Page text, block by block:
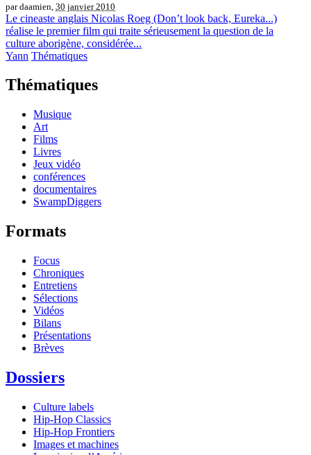
par daamien, 30 janvier 2010
Le cineaste anglais Nicolas Roeg (Don’t look back, Eureka...)
réalise le premier film qui traite sérieusement la question de la
culture aborigène, considérée...
Yann Thématiques
Thématiques
Musique
Art
Films
Livres
Jeux vidéo
conférences
documentaires
SwampDiggers
Formats
Focus
Chroniques
Entretiens
Sélections
Vidéos
Bilans
Présentations
Brèves
Dossiers
Culture labels
Hip-Hop Classics
Hip-Hop Frontiers
Images et machines